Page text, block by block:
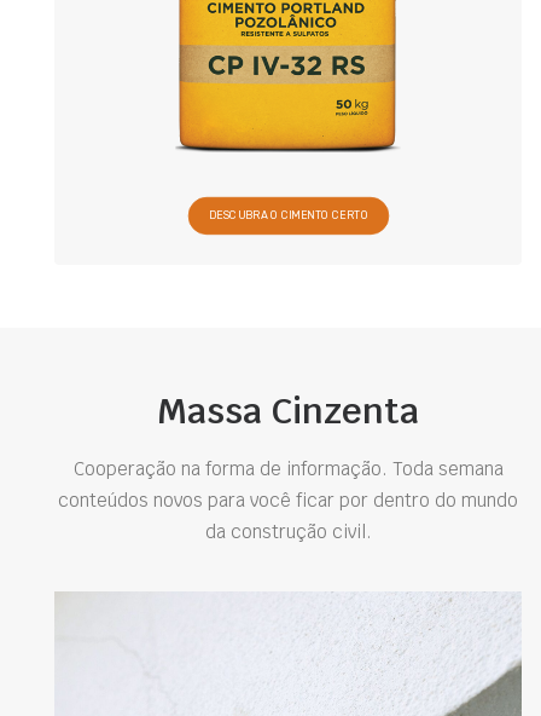
DESCUBRA O CIMENTO CERTO
Massa Cinzenta
Cooperação na forma de informação. Toda semana
conteúdos novos para você ficar por dentro do mundo
da construção civil.